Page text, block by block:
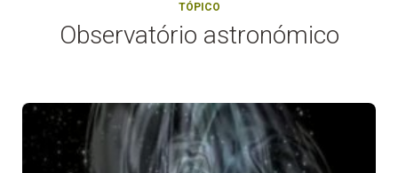
TÓPICO
Observatório astronómico